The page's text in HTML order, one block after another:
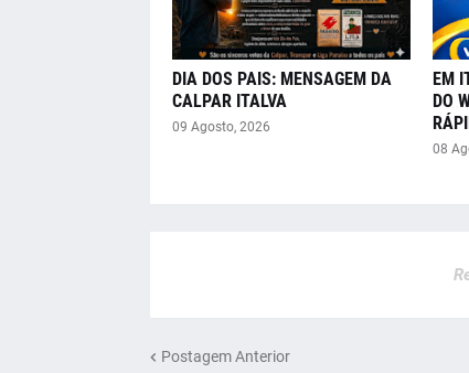
DIA DOS PAIS: MENSAGEM DA
CALPAR ITALVA
09 Agosto, 2026
EM
DO
08
Postagem Anterior